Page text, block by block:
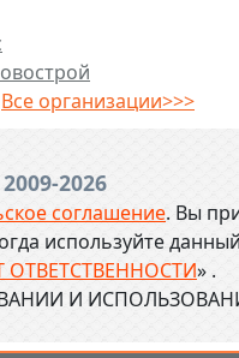
Все организации>>>
2026
соглашение. Вы
используйте
» .
И